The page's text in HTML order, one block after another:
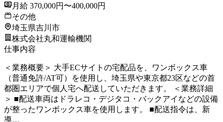
月給 370,000円〜400,000円
その他
埼玉県吉川市
株式会社丸和運輸機関
仕事内容
＜業務概要＞ 大手ECサイトの宅配品を、ワンボックス車
（普通免許/AT可）を使用し、埼玉県や東京都23区などの首
都圏エリアで個人宅へ配送していただきます。 ＜業務詳細
＞ ■配送車両はドラレコ・デジタコ・バックアイなどの設備
が整ったワンボックス車を使用します。 ■配送指令は、新
導…